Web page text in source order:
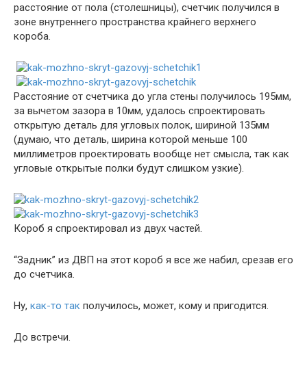
расстояние от пола (столешницы), счетчик получился в
зоне внутреннего пространства крайнего верхнего
короба.
Расстояние от счетчика до угла стены получилось 195мм,
за вычетом зазора в 10мм, удалось спроектировать
открытую деталь для угловых полок, шириной 135мм
(думаю, что деталь, ширина которой меньше 100
миллиметров проектировать вообще нет смысла, так как
угловые открытые полки будут слишком узкие).
Короб я спроектировал из двух частей.
“Задник” из ДВП на этот короб я все же набил, срезав его
до счетчика.
Ну, как-то так получилось, может, кому и пригодится.
До встречи.